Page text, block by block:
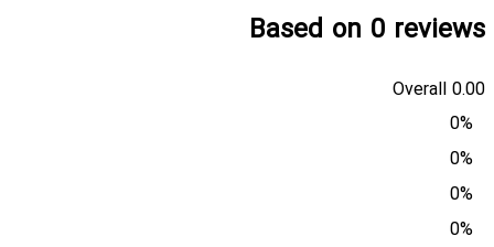
Based on 0 reviews
0.00
Overall
0%
0%
0%
0%